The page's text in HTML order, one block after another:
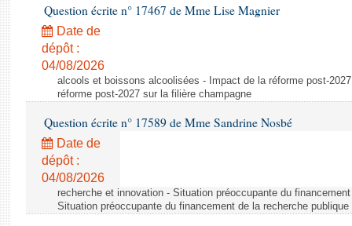
Question écrite n° 17467 de Mme Lise Magnier
Date de
dépôt :
04/08/2026
alcools et boissons alcoolisées - Impact de la réforme post-
réforme post-2027 sur la filière champagne
Question écrite n° 17589 de Mme Sandrine Nosbé
Date de
dépôt :
04/08/2026
recherche et innovation - Situation préoccupante du
Situation préoccupante du financement de la recherche publique